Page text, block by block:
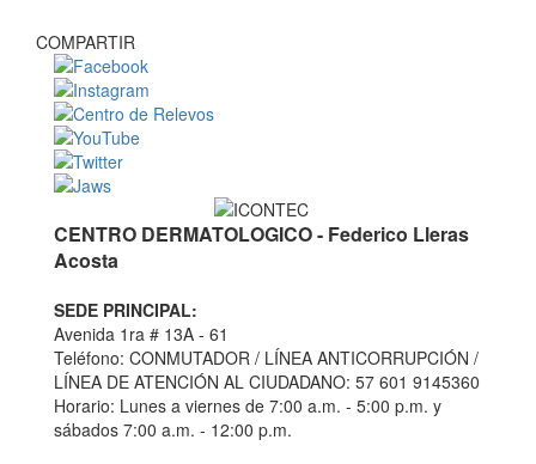
COMPARTIR
CENTRO DERMATOLOGICO - Federico Lleras
Acosta
SEDE PRINCIPAL:
Avenida 1ra # 13A - 61
Teléfono: CONMUTADOR / LÍNEA ANTICORRUPCIÓN /
LÍNEA DE ATENCIÓN AL CIUDADANO: 57 601 9145360
Horario: Lunes a viernes de 7:00 a.m. - 5:00 p.m. y
sábados 7:00 a.m. - 12:00 p.m.